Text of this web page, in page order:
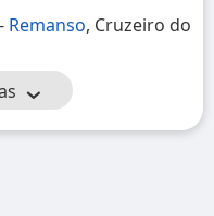
- Remanso, Cruzeiro do